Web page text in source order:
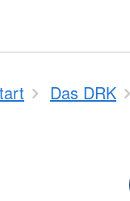
Das DRK